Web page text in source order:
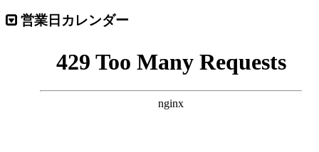
営業日カレンダー